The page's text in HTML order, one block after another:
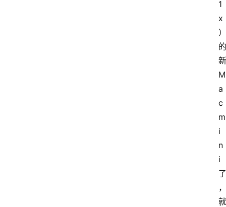
1
x
）
的
新
M
a
c
m
i
n
i
了
，
就